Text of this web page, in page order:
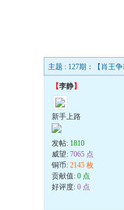
主题 : 127期：【肖王
【李静】
新手上路
发帖: 1810
威望: 7065 点
铜币: 2145 枚
贡献值: 0 点
好评度: 0 点